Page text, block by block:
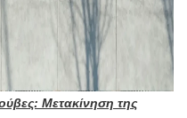
Μετακίνηση της